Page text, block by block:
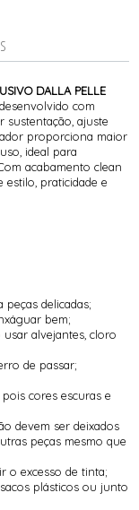
DALLA PELLE
com
sustentação, ajuste
proporciona maior
ideal para
acabamento clean
estilo, praticidade e
delicadas;
bem;
alvejantes, cloro
de passar;
cores escuras e
devem ser deixados
peças mesmo que
o excesso de tinta;
plásticos ou junto